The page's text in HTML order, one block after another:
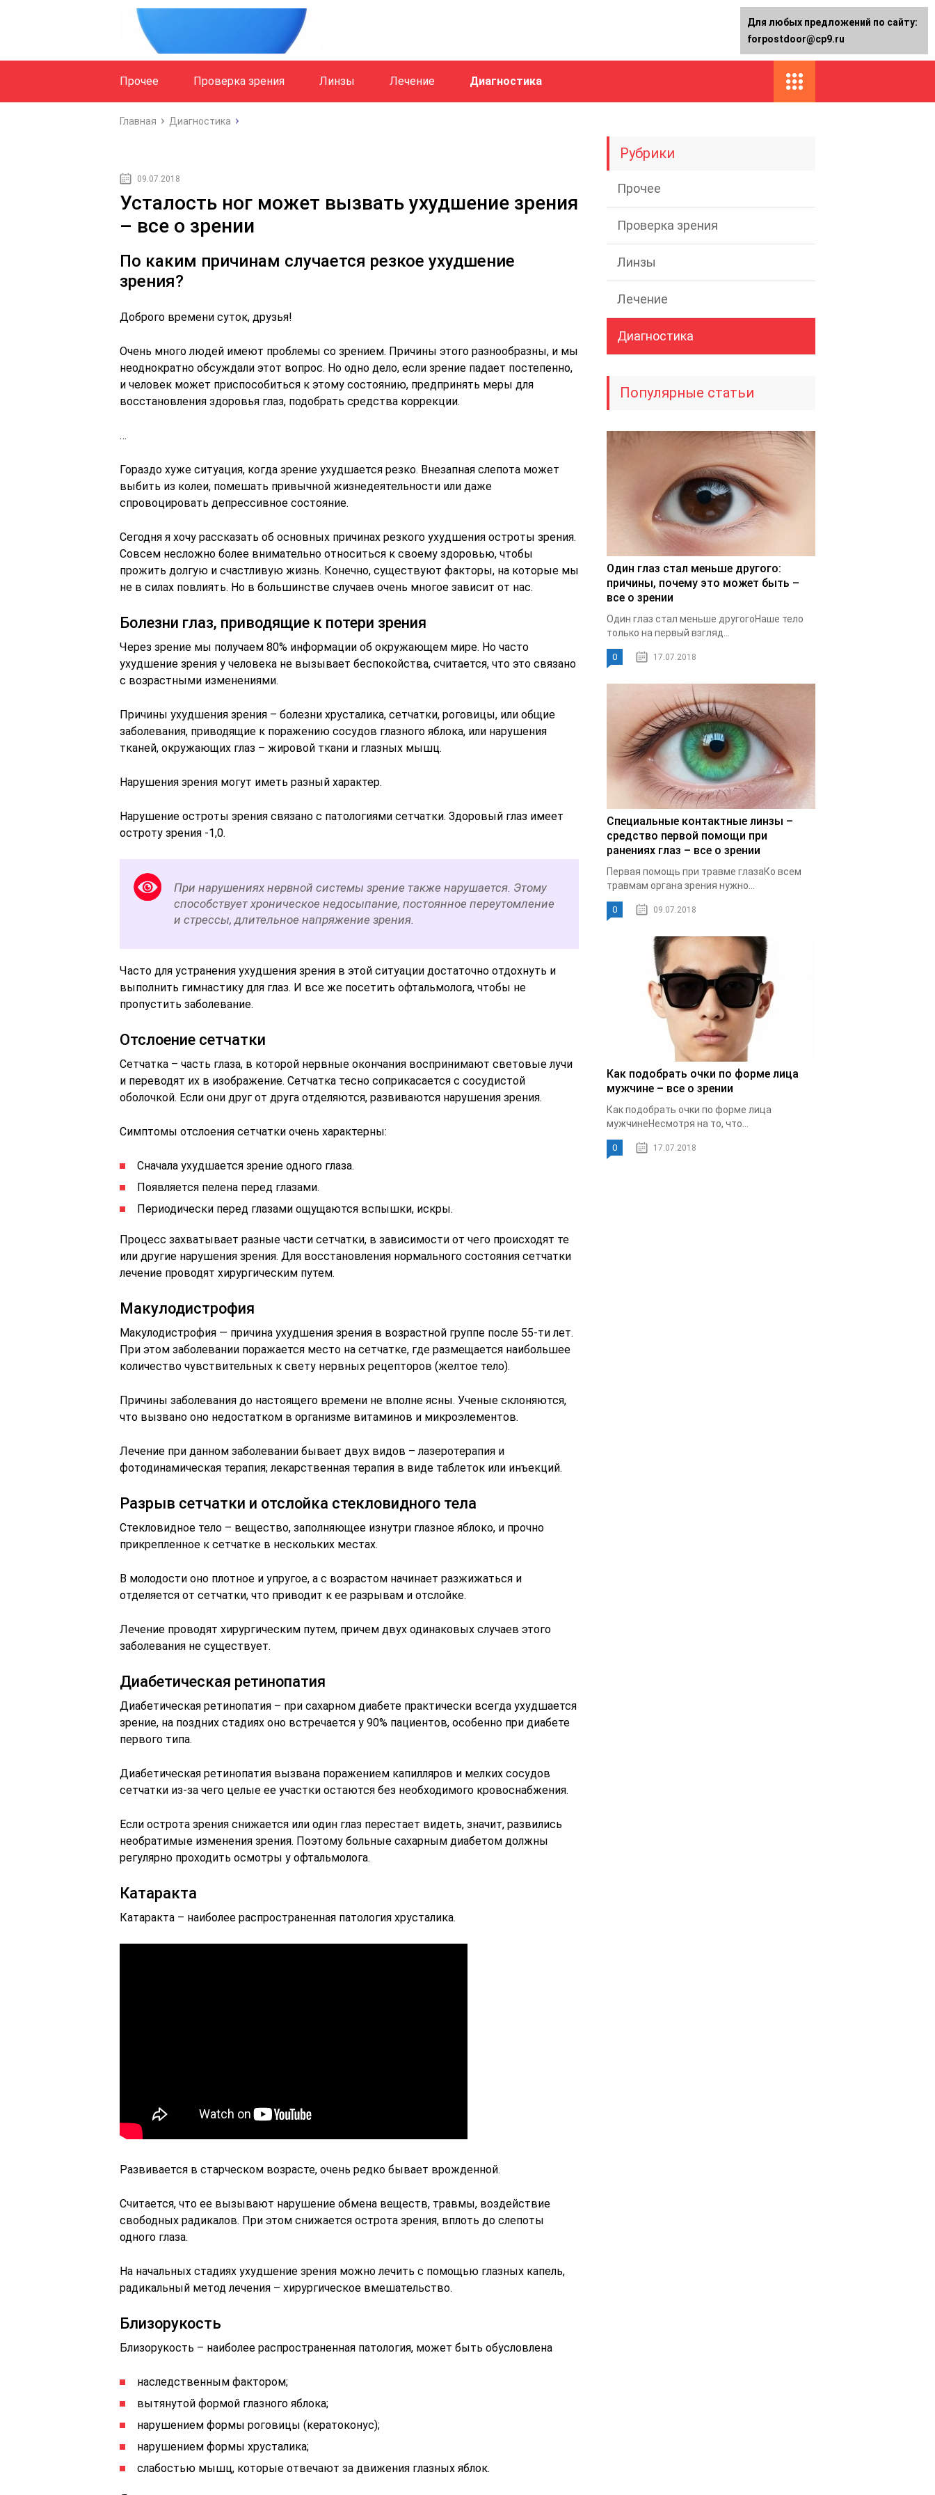
Прочее Проверка зрения Линзы Лечение Диагностика
Главная Диагностика
09.07.2018
Усталость ног может вызвать ухудшение зрения
– все о зрении
По каким причинам случается резкое ухудшение
зрения?
Доброго времени суток, друзья!
Очень много людей имеют проблемы со зрением. Причины этого разнообразны, и мы
неоднократно обсуждали этот вопрос. Но одно дело, если зрение падает постепенно,
и человек может приспособиться к этому состоянию, предпринять меры для
восстановления здоровья глаз, подобрать средства коррекции.
…
Гораздо хуже ситуация, когда зрение ухудшается резко. Внезапная слепота может
выбить из колеи, помешать привычной жизнедеятельности или даже
спровоцировать депрессивное состояние.
Сегодня я хочу рассказать об основных причинах резкого ухудшения остроты зрения.
Совсем несложно более внимательно относиться к своему здоровью, чтобы
прожить долгую и счастливую жизнь. Конечно, существуют факторы, на которые мы
не в силах повлиять. Но в большинстве случаев очень многое зависит от нас.
Болезни глаз, приводящие к потери зрения
Через зрение мы получаем 80% информации об окружающем мире. Но часто
ухудшение зрения у человека не вызывает беспокойства, считается, что это связано
с возрастными изменениями.
Причины ухудшения зрения – болезни хрусталика, сетчатки, роговицы, или общие
заболевания, приводящие к поражению сосудов глазного яблока, или нарушения
тканей, окружающих глаз – жировой ткани и глазных мышц.
Нарушения зрения могут иметь разный характер.
Нарушение остроты зрения связано с патологиями сетчатки. Здоровый глаз имеет
остроту зрения -1,0.
При нарушениях нервной системы зрение также нарушается. Этому
способствует хроническое недосыпание, постоянное переутомление
и стрессы, длительное напряжение зрения.
Часто для устранения ухудшения зрения в этой ситуации достаточно отдохнуть и
выполнить гимнастику для глаз. И все же посетить офтальмолога, чтобы не
пропустить заболевание.
Отслоение сетчатки
Сетчатка – часть глаза, в которой нервные окончания воспринимают световые лучи
и переводят их в изображение. Сетчатка тесно соприкасается с сосудистой
оболочкой. Если они друг от друга отделяются, развиваются нарушения зрения.
Симптомы отслоения сетчатки очень характерны:
Сначала ухудшается зрение одного глаза.
Появляется пелена перед глазами.
Периодически перед глазами ощущаются вспышки, искры.
Процесс захватывает разные части сетчатки, в зависимости от чего происходят те
или другие нарушения зрения. Для восстановления нормального состояния сетчатки
лечение проводят хирургическим путем.
Макулодистрофия
Макулодистрофия — причина ухудшения зрения в возрастной группе после 55-ти лет.
При этом заболевании поражается место на сетчатке, где размещается наибольшее
количество чувствительных к свету нервных рецепторов (желтое тело).
Причины заболевания до настоящего времени не вполне ясны. Ученые склоняются,
что вызвано оно недостатком в организме витаминов и микроэлементов.
Лечение при данном заболевании бывает двух видов – лазеротерапия и
фотодинамическая терапия; лекарственная терапия в виде таблеток или инъекций.
Разрыв сетчатки и отслойка стекловидного тела
Стекловидное тело – вещество, заполняющее изнутри глазное яблоко, и прочно
прикрепленное к сетчатке в нескольких местах.
В молодости оно плотное и упругое, а с возрастом начинает разжижаться и
отделяется от сетчатки, что приводит к ее разрывам и отслойке.
Лечение проводят хирургическим путем, причем двух одинаковых случаев этого
заболевания не существует.
Диабетическая ретинопатия
Диабетическая ретинопатия – при сахарном диабете практически всегда ухудшается
зрение, на поздних стадиях оно встречается у 90% пациентов, особенно при диабете
первого типа.
Диабетическая ретинопатия вызвана поражением капилляров и мелких сосудов
сетчатки из-за чего целые ее участки остаются без необходимого кровоснабжения.
Если острота зрения снижается или один глаз перестает видеть, значит, развились
необратимые изменения зрения. Поэтому больные сахарным диабетом должны
регулярно проходить осмотры у офтальмолога.
Катаракта
Катаракта – наиболее распространенная патология хрусталика.
Развивается в старческом возрасте, очень редко бывает врожденной.
Считается, что ее вызывают нарушение обмена веществ, травмы, воздействие
свободных радикалов. При этом снижается острота зрения, вплоть до слепоты
одного глаза.
На начальных стадиях ухудшение зрения можно лечить с помощью глазных капель,
радикальный метод лечения – хирургическое вмешательство.
Близорукость
Близорукость – наиболее распространенная патология, может быть обусловлена
наследственным фактором;
вытянутой формой глазного яблока;
нарушением формы роговицы (кератоконус);
нарушением формы хрусталика;
слабостью мышц, которые отвечают за движения глазных яблок.
Рубрики
Прочее
Проверка зрения
Линзы
Лечение
Диагностика
Популярные статьи
Один глаз стал меньше другого:
причины, почему это может быть –
все о зрении
Один глаз стал меньше другогоНаше тело
только на первый взгляд...
0 17.07.2018
Специальные контактные линзы –
средство первой помощи при
ранениях глаз – все о зрении
Первая помощь при травме глазаКо всем
травмам органа зрения нужно...
0 09.07.2018
Как подобрать очки по форме лица
мужчине – все о зрении
Как подобрать очки по форме лица
мужчинеНесмотря на то, что...
0 17.07.2018
Для любых предложений по сайту:
forpostdoor@cp9.ru